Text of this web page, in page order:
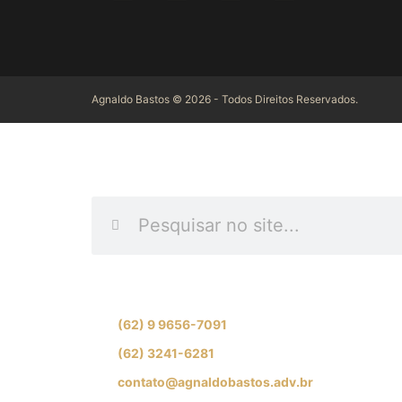
Agnaldo Bastos © 2026 - Todos Direitos Reservados.
(62) 9 9656-7091
(62) 3241-6281
contato@agnaldobastos.adv.br